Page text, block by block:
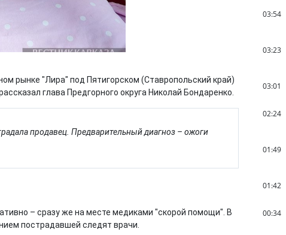
рынке "Лира" под Пятигорском (Ставропольский край)
глава Предгорного округа Николай Бондаренко.
продавец. Предварительный диагноз – ожоги
– сразу же на месте медиками "скорой помощи". В
пострадавшей следят врачи.
03:54
03:23
03:01
02:24
01:49
01:42
00:34